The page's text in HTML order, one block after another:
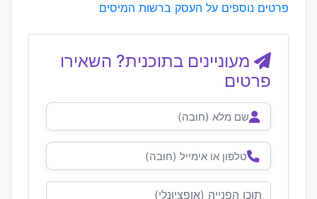
פרטים נוספים על העסק ברשות המיסים
מעוניינים בתוכנית? השאירו
פרטים